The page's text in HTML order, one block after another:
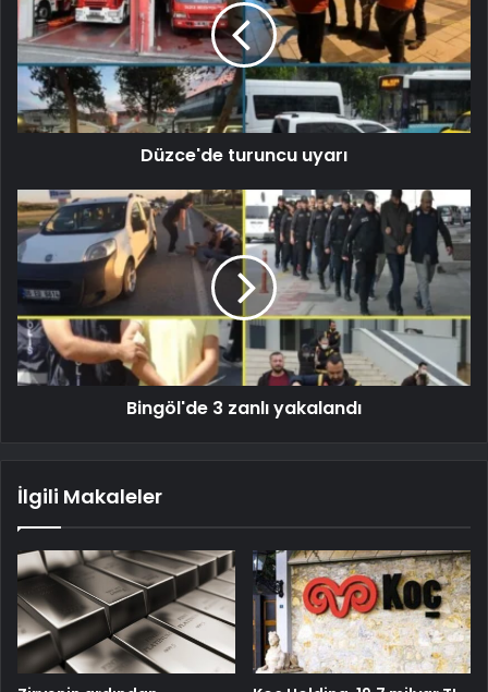
Düzce'de turuncu uyarı
Bingöl'de 3 zanlı yakalandı
İlgili Makaleler